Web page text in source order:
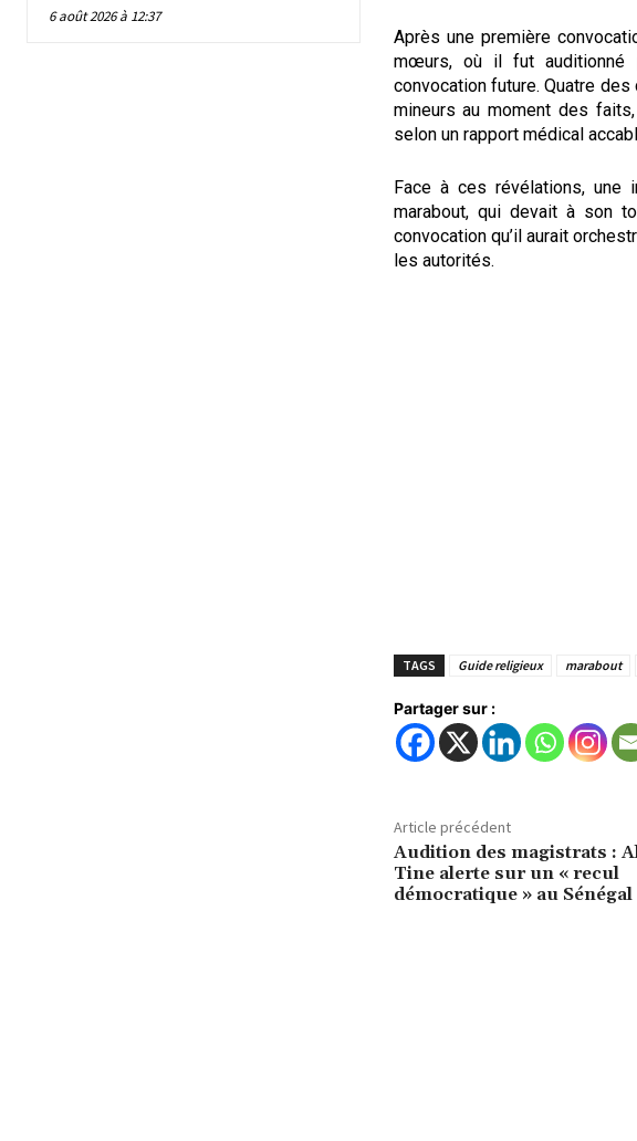
6 août 2026 à 12:37
Après une première
mœurs, où il fut auditionné
convocation future. Quatre
mineurs au moment des
selon un rapport médical
Face à ces révélations,
marabout, qui devait à son
convocation qu’il aurait
les autorités.
TAGS Guide religieux marabout
Partager sur :
Article précédent
Audition des magistrats :
Tine alerte sur un « recul
démocratique » au Sénégal